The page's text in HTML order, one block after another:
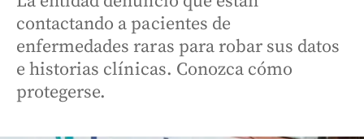
contactando a pacientes de
enfermedades raras para robar sus datos
e historias clínicas. Conozca cómo
protegerse.